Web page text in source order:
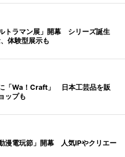
トラマン展」開幕 シリーズ誕生
体験型展示も
「Wa！Craft」 日本工芸品を販
ップも
漫電玩節」開幕 人気IPやクリエー